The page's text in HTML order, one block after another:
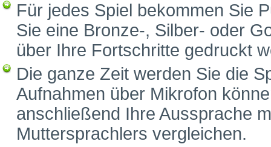
Für jedes Spiel bekommen Sie
Sie eine Bronze-, Silber- oder
über Ihre Fortschritte gedruckt
Die ganze Zeit werden Sie die
Aufnahmen über Mikrofon
anschließend Ihre Aussprache
Muttersprachlers vergleichen.